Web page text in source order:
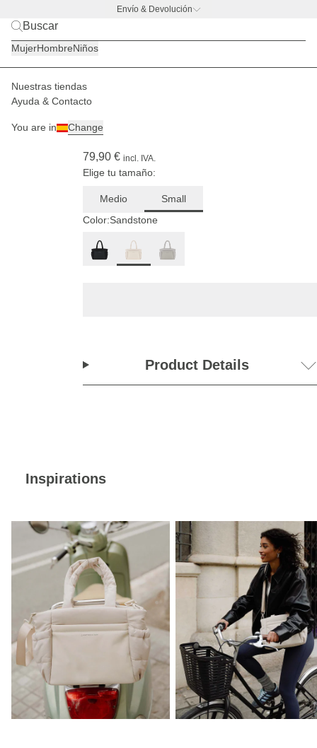
Envío & Devolución
MujerHombreNiños
Nuestras tiendas
Ayuda & Contacto
You are in Change
Mujer Bolsos Hellvi
Paulina mide
79,90 € incl. IVA.
Elige tu tamaño:
Medio
Small
Color:Sandstone
Product Details
Inspirations